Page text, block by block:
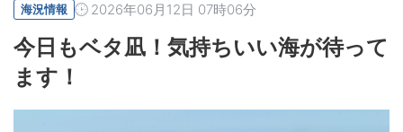
海況情報 2026年06月12日 07時06分
今日もベタ凪！気持ちいい海が待って
ます！